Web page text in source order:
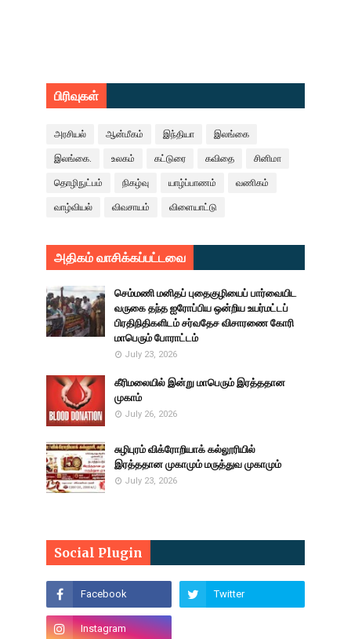
பிரிவுகள்
அரசியல் ஆன்மீகம் இந்தியா இலங்கை
இலங்கை. உலகம் கட்டுரை கவிதை சினிமா
தொழிநுட்பம் நிகழ்வு யாழ்ப்பாணம் வணிகம்
வாழ்வியல் விவசாயம் விளையாட்டு
அதிகம் வாசிக்கப்பட்டவை
செம்மணி மனிதப் புதைகுழியைப் பார்வையிட
வருகை தந்த ஐரோப்பிய ஒன்றிய உயர்மட்டப்
பிரதிநிதிகளிடம் சர்வதேச விசாரணை கோரி
மாபெரும் போராட்டம்
July 23, 2026
கீரிமலையில் இன்று மாபெரும் இரத்ததான
முகாம்
July 26, 2026
சுழிபுரம் விக்ரோறியாக் கல்லூரியில்
இரத்ததான முகாமும் மருத்துவ முகாமும்
July 23, 2026
Social Plugin